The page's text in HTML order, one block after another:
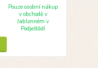
Pouze osobní nákup
v obchodě v
Jablonném v
Podještědí